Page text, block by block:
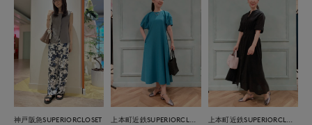
神戸阪急SUPERIORCLOSET